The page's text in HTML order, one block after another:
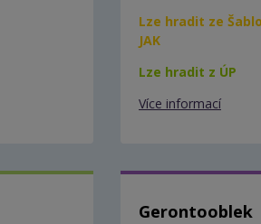
Lze hradit ze
JAK
Lze hradit z ÚP
Více informací
Gerontooblek